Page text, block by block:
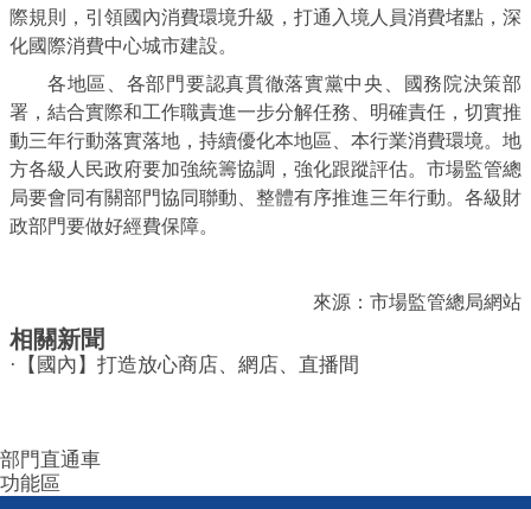
際規則，引領國內消費環境升級，打通入境人員消費堵點，深
化國際消費中心城市建設。
各地區、各部門要認真貫徹落實黨中央、國務院決策部
署，結合實際和工作職責進一步分解任務、明確責任，切實推
動三年行動落實落地，持續優化本地區、本行業消費環境。地
方各級人民政府要加強統籌協調，強化跟蹤評估。市場監管總
局要會同有關部門協同聯動、整體有序推進三年行動。各級財
政部門要做好經費保障。
來源：市場監管總局網站
相關新聞
· 【國內】打造放心商店、網店、直播間
部門直通車
功能區